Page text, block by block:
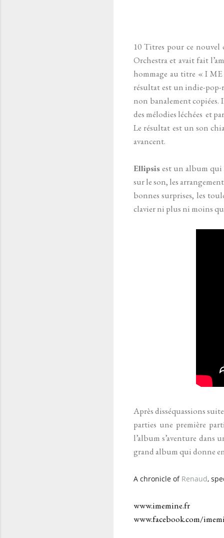
10 Titres pour ce
Orchestra et avait fait
hommage au titre « I
résultat est un indie-pop-
non banalement copiées.
des mélodies léchées et
Le résultat est un son
avancent.
Ellipsisest un album qui
sur le son, les
bonnes surprises, les
clavier ni plus ni moins
Après disséquassions
parties une première
l’album s’aventure dans
grand album qui donne
A chronicle of Renaud,
www.imemine.fr
www.facebook.com/